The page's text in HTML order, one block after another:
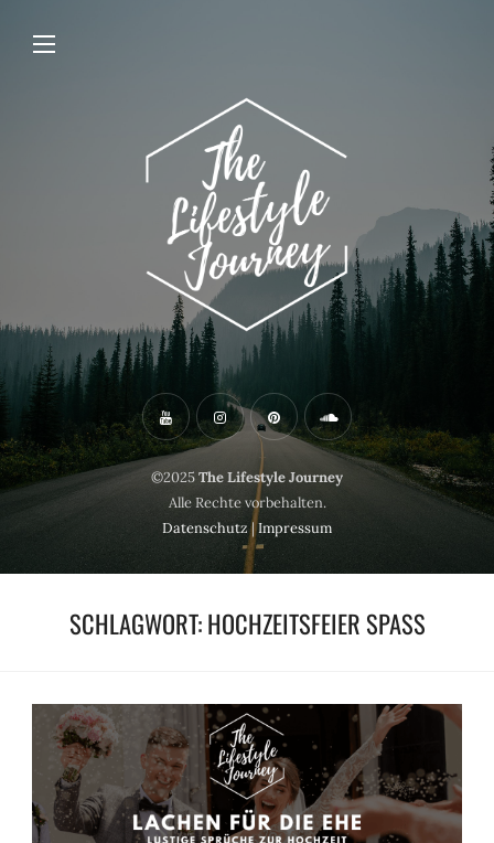
©2025The Lifestyle Journey
Alle Rechte vorbehalten.
Datenschutz|Impressum
SCHLAGWORT:HOCHZEITSFEIER SPASS